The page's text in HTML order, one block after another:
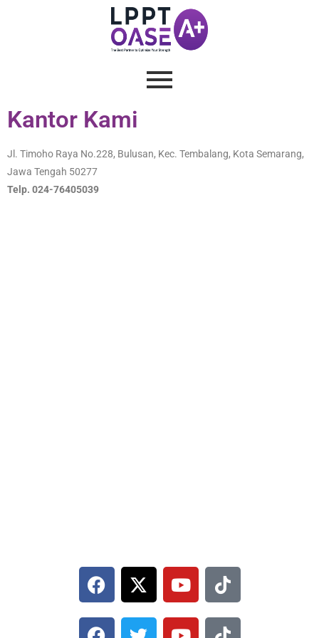
Kantor Kami
Jl. Timoho Raya No.228, Bulusan, Kec. Tembalang, Kota Semarang,
Jawa Tengah 50277
Telp. 024-76405039